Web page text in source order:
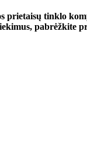
prietaisų tinklo
pabrėžkite